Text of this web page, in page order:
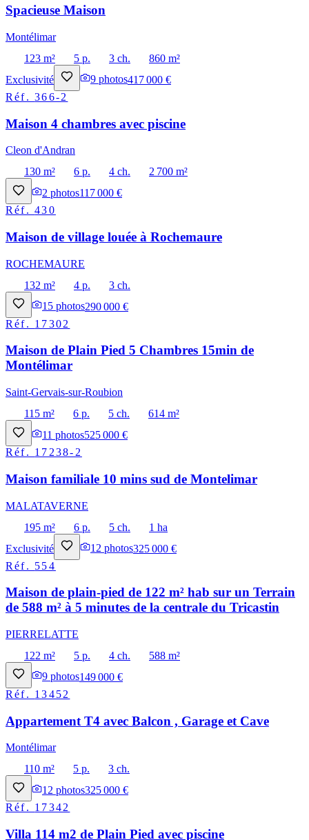
Spacieuse Maison
Montélimar
123 m²
5 p. 3 ch.
860 m²
Exclusivité
9 photos417 000 €
Réf.366-2
Maison 4 chambres avec piscine
Cleon d'Andran
130 m²
6 p. 4 ch.
2 700 m²
2 photos117 000 €
Réf.430
Maison de village louée à Rochemaure
ROCHEMAURE
132 m²
4 p.
3 ch.
15 photos290 000 €
Réf. 17302
Maison de Plain Pied 5 Chambres 15min de
Montélimar
Saint-Gervais-sur-Roubion
115 m²
6 p. 5 ch.
614 m²
11 photos525 000 €
Réf. 17238-2
Maison familiale 10 mins sud de Montelimar
MALATAVERNE
195 m²
6 p. 5 ch.
1 ha
Exclusivité
12 photos325 000 €
Réf. 554
Maison de plain-pied de 122 m² hab sur un Terrain
de 588 m² à 5 minutes de la centrale du Tricastin
PIERRELATTE
122 m²
5 p. 4 ch.
588 m²
9 photos149 000 €
Réf. 13452
Appartement T4 avec Balcon , Garage et Cave
Montélimar
110 m²
5 p.
3 ch.
12 photos325 000 €
Réf. 17342
Villa 114 m2 de Plain Pied avec piscine